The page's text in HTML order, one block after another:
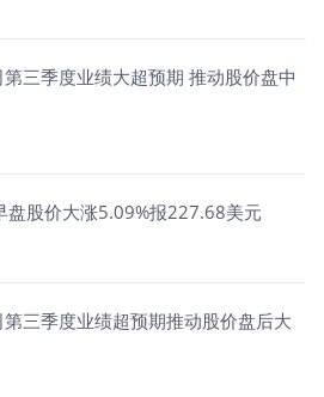
三季度业绩大超预期 推动股价盘中
盘股价大涨5.09%报227.68美元
三季度业绩超预期推动股价盘后大